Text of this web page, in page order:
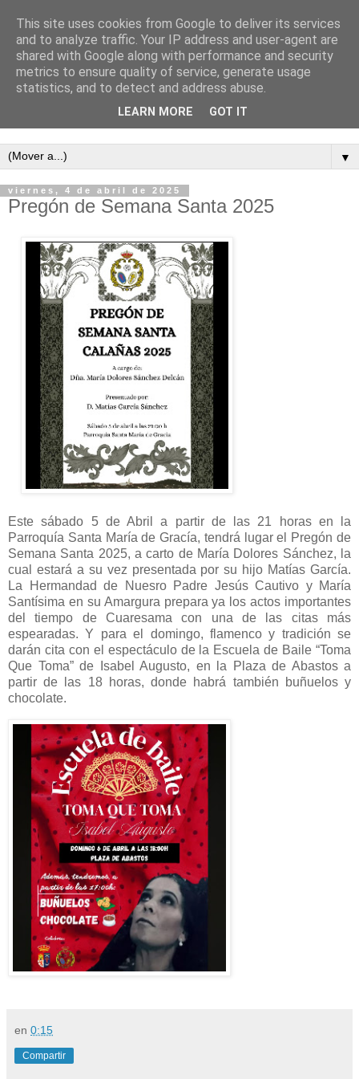
Semanario independiente de Calañas
▼
viernes, 4 de abril de 2025
Pregón de Semana Santa 2025
Este sábado 5 de Abril a partir de las 21 horas en la
Parroquía Santa María de Gracía, tendrá lugar el Pregón de
Semana Santa 2025, a carto de María Dolores Sánchez, la
cual estará a su vez presentada por su hijo Matías García.
La Hermandad de Nuesro Padre Jesús Cautivo y María
Santísima en su Amargura prepara ya los actos importantes
del tiempo de Cuaresama con una de las citas más
espearadas. Y para el domingo, flamenco y tradición se
darán cita con el espectáculo de la Escuela de Baile “Toma
Que Toma” de Isabel Augusto, en la Plaza de Abastos a
partir de las 18 horas, donde habrá también buñuelos y
chocolate.
en 0:15
Compartir
This site uses cookies from Google to deliver its services
and to analyze traffic. Your IP address and user-agent are
shared with Google along with performance and security
metrics to ensure quality of service, generate usage
statistics, and to detect and address abuse.
LEARN MORE GOT IT